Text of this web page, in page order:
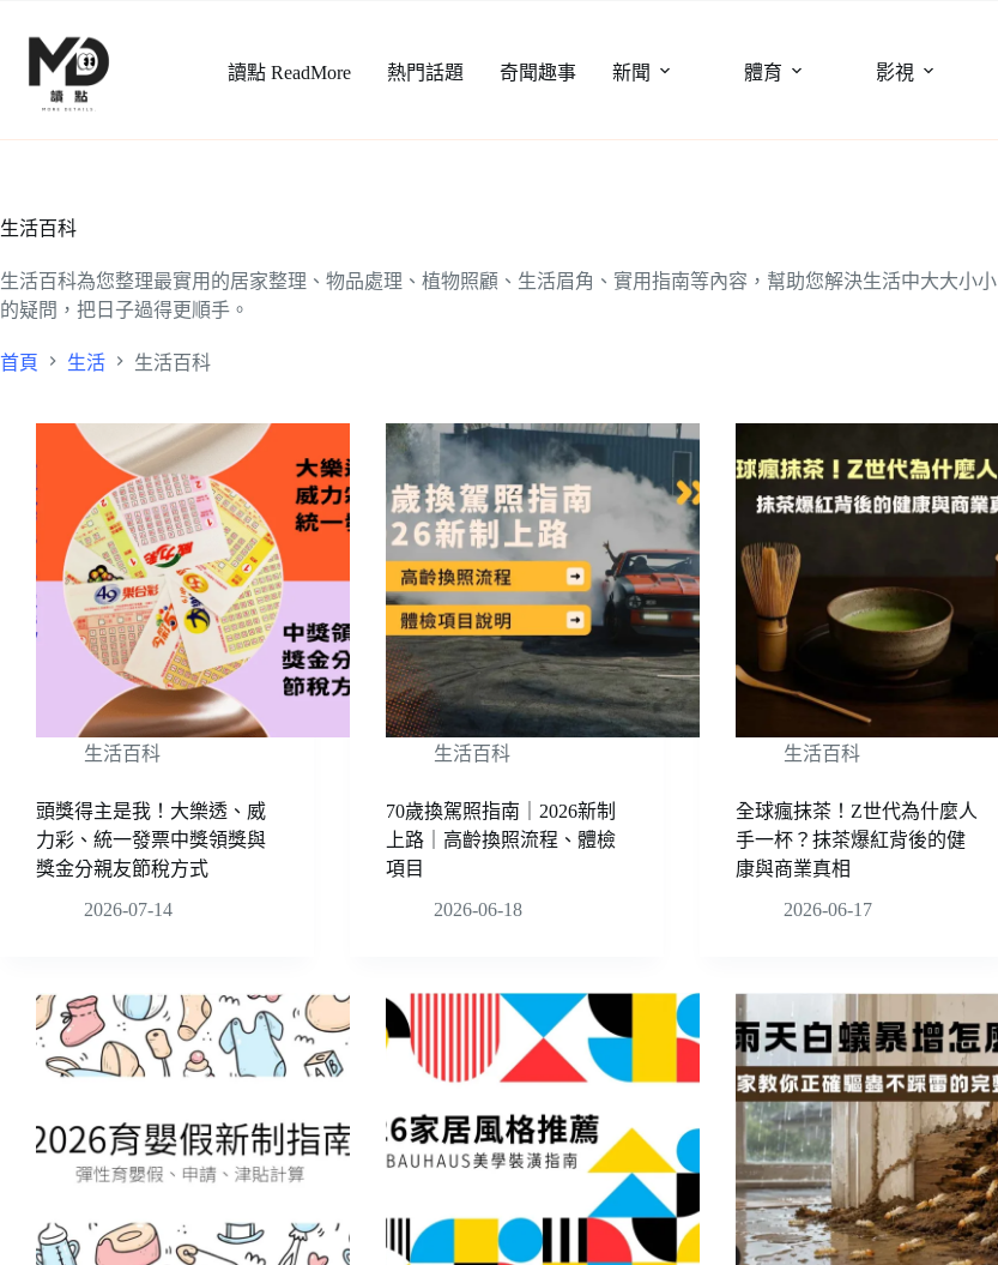
讀點 ReadMore 熱門話題 奇聞趣事 新聞 體育 影視
生活百科
生活百科為您整理最實用的居家整理、物品處理、植物照顧、生活眉角、實用指南等內容，幫助您解決生活中大大小小
的疑問，把日子過得更順手。
首頁 生活 生活百科
生活百科
頭獎得主是我！大樂透、威
力彩、統一發票中獎領獎與
獎金分親友節稅方式
2026-07-14
生活百科
70歲換駕照指南｜2026新制
上路｜高齡換照流程、體檢
項目
2026-06-18
生活百科
全球瘋抹茶！Z世代為什麼人
手一杯？抹茶爆紅背後的健
康與商業真相
2026-06-17